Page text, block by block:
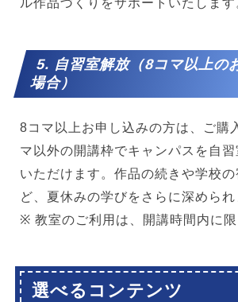
ル作品づくりをサポートいたします
5. 自習室解放（8コマ以上の
場合）
8コマ以上お申し込みの方は、ご購
マ以外の開講枠でキャンパスを自習
いただけます。作品の続きや学校
ど、夏休みの学びをさらに深められ
※ 教室のご利用は、開講時間内に限
選べるコンテンツ